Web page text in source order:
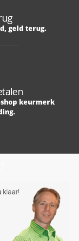
geld terug.
keurmerk
klaar!